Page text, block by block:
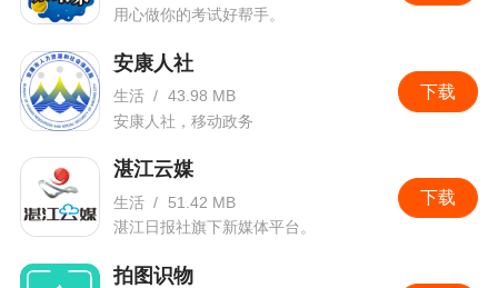
用心做你的考试好帮手。
下载
安康人社
生活 / 43.98 MB
安康人社，移动政务
下载
湛江云媒
生活 /
51.42 MB
湛江日报社旗下新媒体平台。
拍图识物